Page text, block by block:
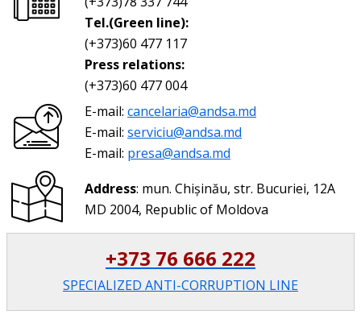
Tel.(Green line):
(+373)60 477 117
Press relations:
(+373)60 477 004
E-mail: cancelaria@andsa.md
E-mail: serviciu@andsa.md
E-mail: presa@andsa.md
Address: mun. Chișinău, str. Bucuriei, 12A
MD 2004, Republic of Moldova
+373 76 666 222
SPECIALIZED ANTI-CORRUPTION LINE